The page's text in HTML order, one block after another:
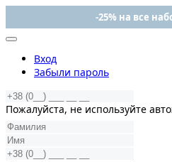
-25% на все
Вход
Забыли пароль
Пожалуйста, не используйте